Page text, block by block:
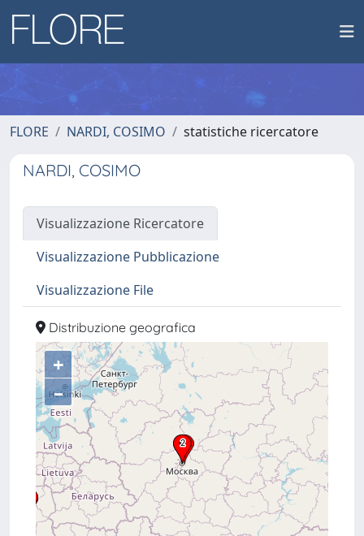
FLORE NARDI, COSIMO statistiche ricercatore
NARDI, COSIMO
Visualizzazione Ricercatore
Visualizzazione Pubblicazione
Visualizzazione File
Distribuzione geografica
+
–